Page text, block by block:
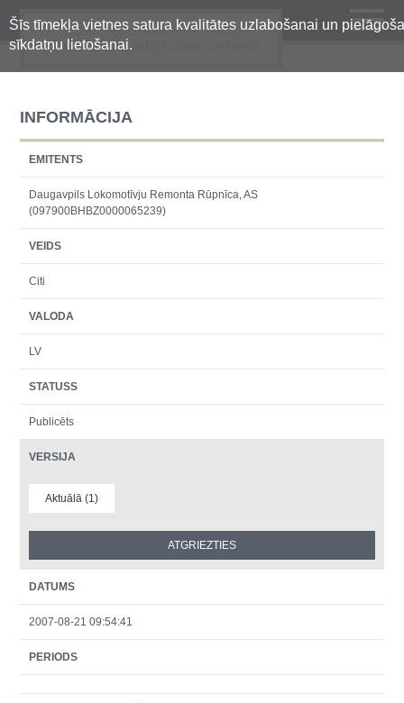
Šīs tīmekļa vietnes satura kvalitātes uzlabošanai un
sīkdatņu lietošanai.
Oficiālā regulētās informācijas
centralizētā glabāšanas sistēma
INFORMĀCIJA
EMITENTS
Daugavpils Lokomotīvju Remonta Rūpnīca, AS
(097900BHBZ0000065239)
VEIDS
Citi
VALODA
LV
STATUSS
Publicēts
VERSIJA
Aktuālā (1)
DATUMS
2007-08-21 09:54:41
PERIODS